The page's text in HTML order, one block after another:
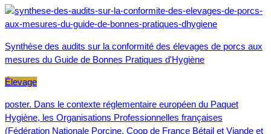
Synthèse des audits sur la conformité des élevages de porcs aux
mesures du Guide de Bonnes Pratiques d'Hygiène
Élevage
poster. Dans le contexte réglementaire européen du Paquet
Hygiène, les Organisations Professionnelles françaises
(Fédération Nationale Porcine, Coop de France Bétail et Viande et